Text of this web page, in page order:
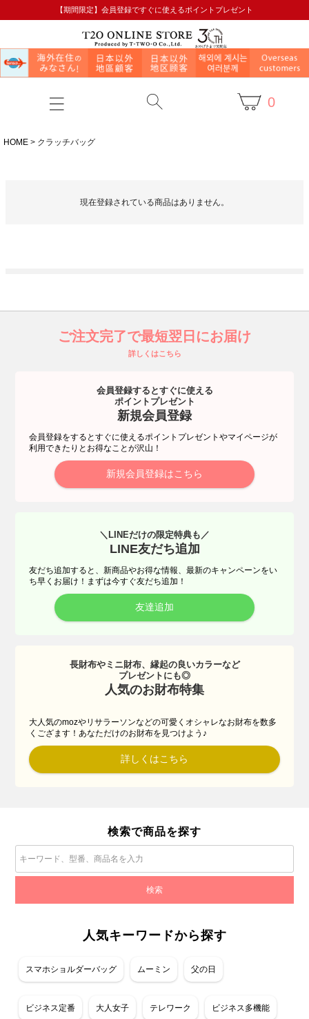
【期間限定】会員登録ですぐに使えるポイントプレゼント
0
HOME クラッチバッグ
現在登録されている商品はありません。
ご注文完了で最短翌日にお届け
詳しくはこちら
会員登録するとすぐに使える
ポイントプレゼント
新規会員登録
会員登録をするとすぐに使えるポイントプレゼントやマイページが
利用できたりとお得なことが沢山！
新規会員登録はこちら
＼LINEだけの限定特典も／
LINE友だち追加
友だち追加すると、新商品やお得な情報、最新のキャンペーンをい
ち早くお届け！まずは今すぐ友だち追加！
友達追加
長財布やミニ財布、縁起の良いカラーなど
プレゼントにも◎
人気のお財布特集
大人気のmozやリサラーソンなどの可愛くオシャレなお財布を数多
くござます！あなただけのお財布を見つけよう♪
詳しくはこちら
検索で商品を探す
人気キーワードから探す
スマホショルダーバッグ ムーミン 父の日
ビジネス定番 大人女子 テレワーク ビジネス多機能